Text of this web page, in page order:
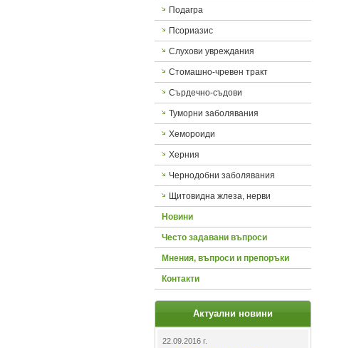
Подагра
Псориазис
Слухови увреждания
Стомашно-чревен тракт
Сърдечно-съдови
Туморни заболявания
Хемороиди
Херния
Чернодобни заболявания
Щитовидна жлеза, нерви
Новини
Често задавани въпроси
Мнения, въпроси и препоръки
Контакти
Актуални новини
22.09.2016 г.